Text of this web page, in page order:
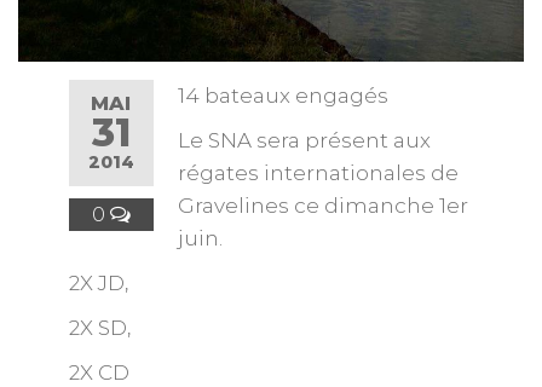
MAI
31
2014
0
14 bateaux engagés
Le SNA sera présent aux
régates internationales de
Gravelines ce dimanche 1er
juin.
2X JD,
2X SD,
2X CD